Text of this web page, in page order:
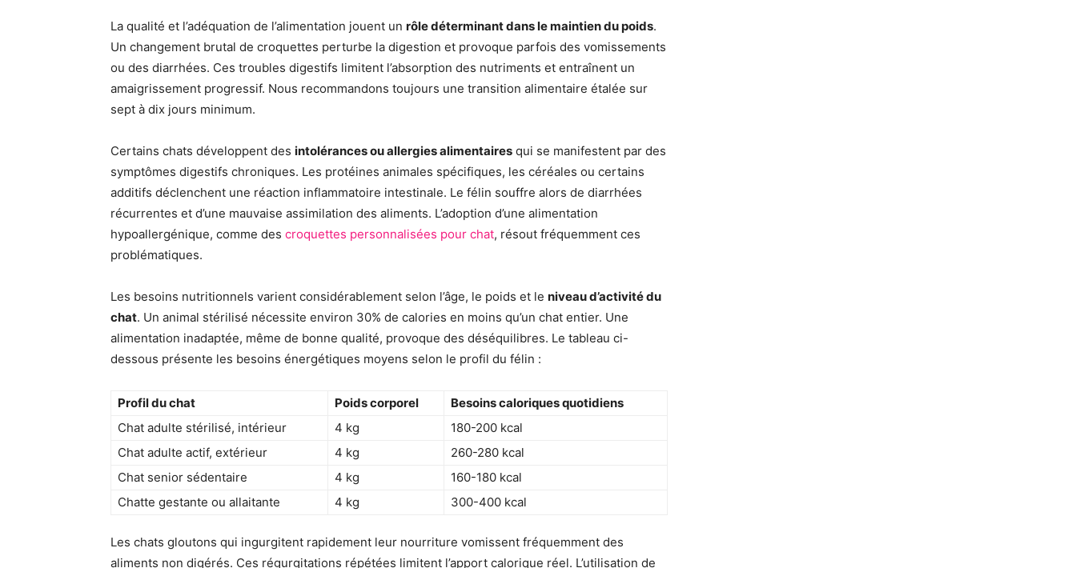
La qualité et l’adéquation de l’alimentation jouent un rôle déterminant dans le maintien du poids.
Un changement brutal de croquettes perturbe la digestion et provoque parfois des vomissements
ou des diarrhées. Ces troubles digestifs limitent l’absorption des nutriments et entraînent un
amaigrissement progressif. Nous recommandons toujours une transition alimentaire étalée sur
sept à dix jours minimum.
Certains chats développent des intolérances ou allergies alimentaires qui se manifestent par des
symptômes digestifs chroniques. Les protéines animales spécifiques, les céréales ou certains
additifs déclenchent une réaction inflammatoire intestinale. Le félin souffre alors de diarrhées
récurrentes et d’une mauvaise assimilation des aliments. L’adoption d’une alimentation
hypoallergénique, comme des croquettes personnalisées pour chat, résout fréquemment ces
problématiques.
Les besoins nutritionnels varient considérablement selon l’âge, le poids et le niveau d’activité du
chat. Un animal stérilisé nécessite environ 30% de calories en moins qu’un chat entier. Une
alimentation inadaptée, même de bonne qualité, provoque des déséquilibres. Le tableau ci-
dessous présente les besoins énergétiques moyens selon le profil du félin :
Profil du chat Poids corporel
Besoins caloriques quotidiens
Chat adulte stérilisé, intérieur
4 kg
180-200 kcal
Chat adulte actif, extérieur
4 kg
260-280 kcal
Chat senior sédentaire
4 kg
160-180 kcal
Chatte gestante ou allaitante
4 kg 300-400 kcal
Les chats gloutons qui ingurgitent rapidement leur nourriture vomissent fréquemment des
aliments non digérés. Ces régurgitations répétées limitent l’apport calorique réel. L’utilisation de